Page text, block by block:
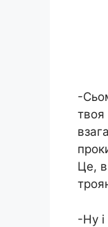
-
твоя
Це,
-Ну